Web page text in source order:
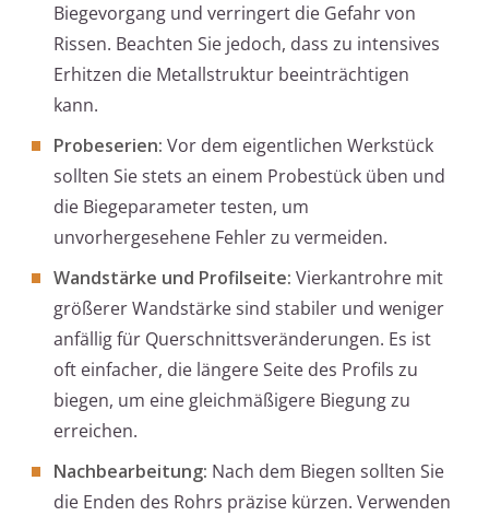
Biegevorgang und verringert die Gefahr von
Rissen. Beachten Sie jedoch, dass zu intensives
Erhitzen die Metallstruktur beeinträchtigen
kann.
Probeserien: Vor dem eigentlichen Werkstück
sollten Sie stets an einem Probestück üben und
die Biegeparameter testen, um
unvorhergesehene Fehler zu vermeiden.
Wandstärke und Profilseite: Vierkantrohre mit
größerer Wandstärke sind stabiler und weniger
anfällig für Querschnittsveränderungen. Es ist
oft einfacher, die längere Seite des Profils zu
biegen, um eine gleichmäßigere Biegung zu
erreichen.
Nachbearbeitung: Nach dem Biegen sollten Sie
die Enden des Rohrs präzise kürzen. Verwenden